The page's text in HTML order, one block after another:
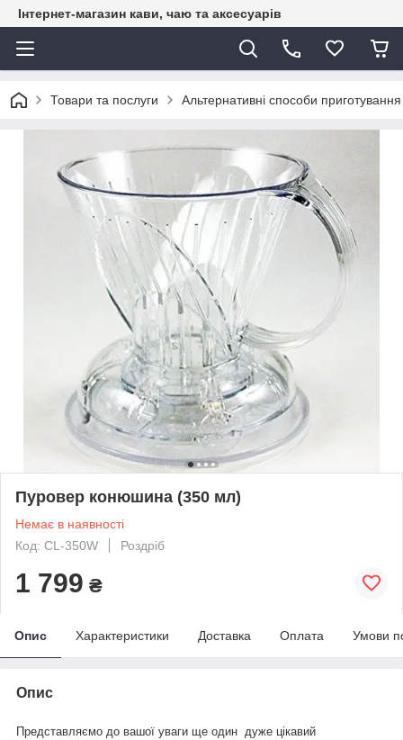
Інтернет-магазин кави, чаю та аксесуарів
Товари та послуги Альтернативні способи
Пуровер конюшина (350 мл)
Немає в наявності
Код: CL-350W
Роздріб
1 799 ₴
Опис Характеристики Доставка Оплата Умови
Опис
Представляємо до вашої уваги ще один дуже цікавий